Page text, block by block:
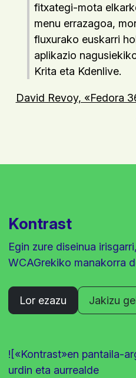
fitxategi-mota
menu errazagoa,
fluxurako euskarri
aplikazio
Krita eta Kdenlive.
David Revoy, «Fedora
Kontrast
Egin zure diseinua
WCAGrekiko manakorra
Lor ezazu Jakizu
![«Kontrast»en pantaila-
urdin eta aurrealde